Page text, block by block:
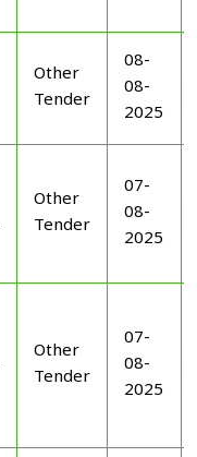
Other
Tender
08-
08-
2025
Other
Tender
07-
08-
2025
Other
Tender
07-
08-
2025